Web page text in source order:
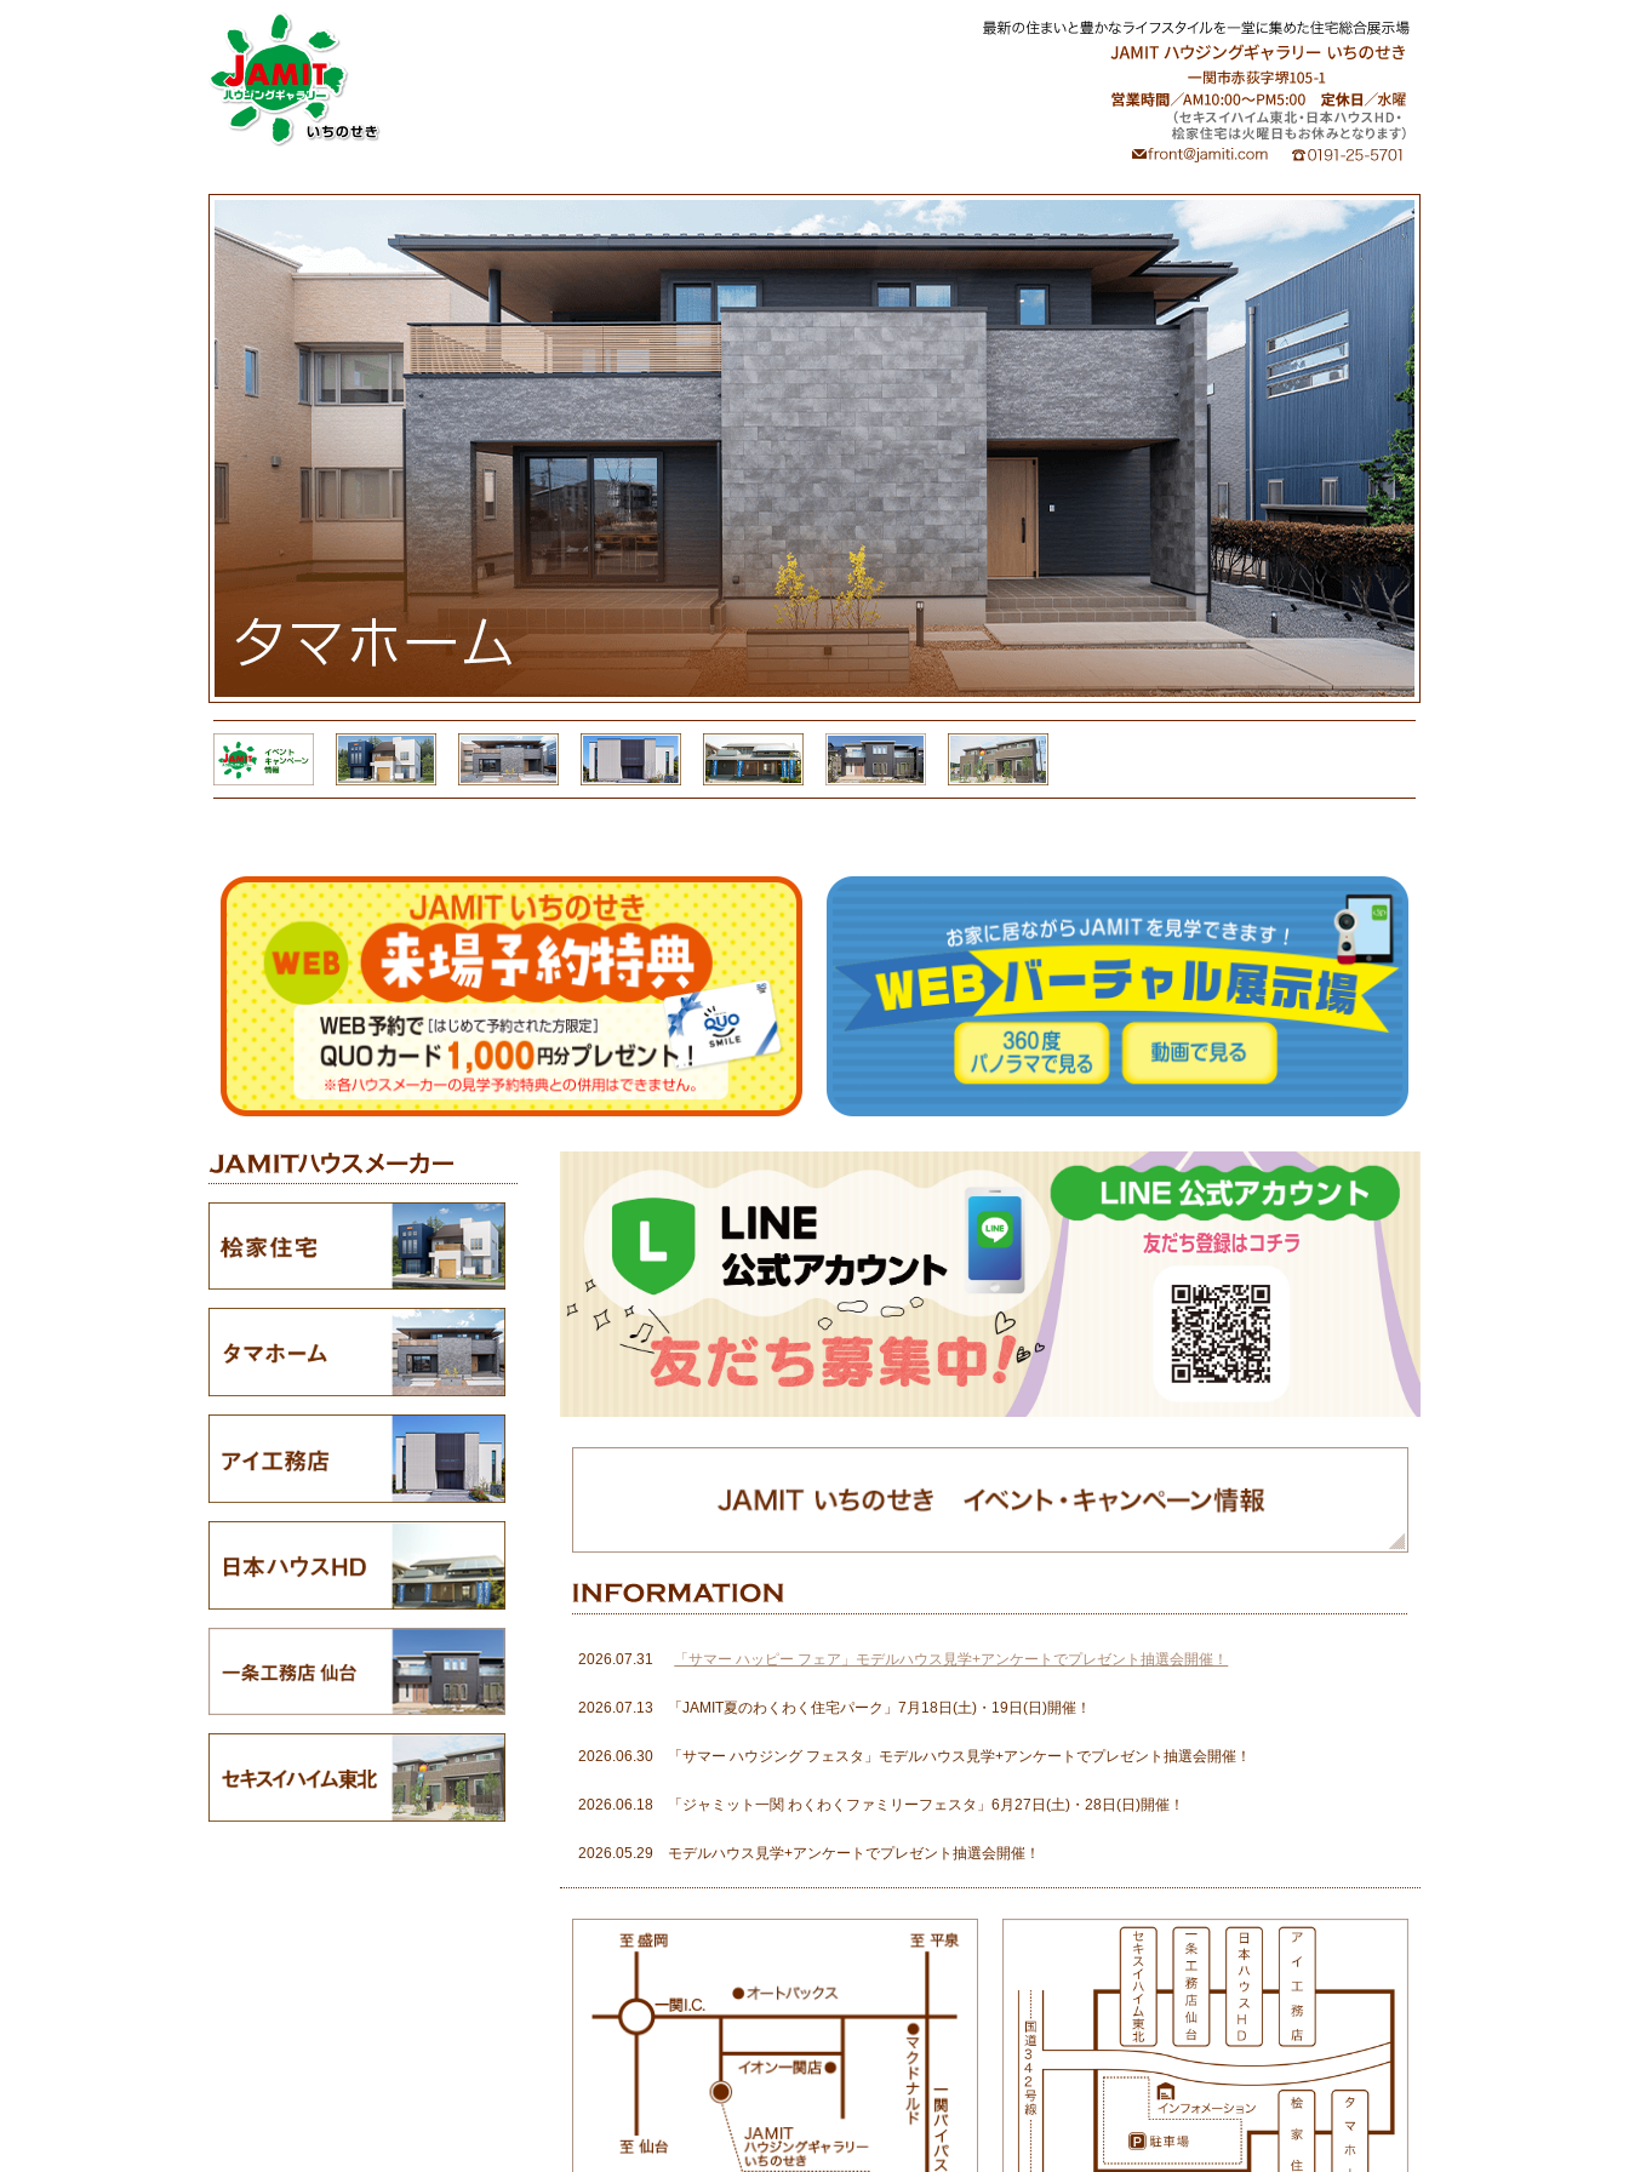
2026.07.31 「サマー ハッピー フェア」モデルハウス見学+アンケートでプレゼント抽選会開催！
2026.07.13 「JAMIT夏のわくわく住宅パーク」7月18日(土)・19日(日)開催！
2026.06.30 「サマー ハウジング フェスタ」モデルハウス見学+アンケートでプレゼント抽選会開催！
2026.06.18 「ジャミット一関 わくわくファミリーフェスタ」6月27日(土)・28日(日)開催！
2026.05.29 モデルハウス見学+アンケートでプレゼント抽選会開催！
2026.04.10 モデルハウス見学+アンケートでプレゼント抽選会開催中！
2026.02.06 モデルハウス見学+アンケートでプレゼント抽選会開催中！
2026.01.01 モデルハウス見学+アンケートでプレゼント抽選会開催
2025.12.10 モデルハウス見学+アンケートでプレゼント抽選会開催
2025.10.20 10/25(土)・26日(日)「JAMITいちのせき 大感謝祭」開催！